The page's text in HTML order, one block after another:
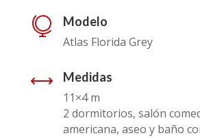

Modelo
Atlas Florida Grey
,
Medidas
11×4 m
2 dormitorios, salón
americana, aseo y baño